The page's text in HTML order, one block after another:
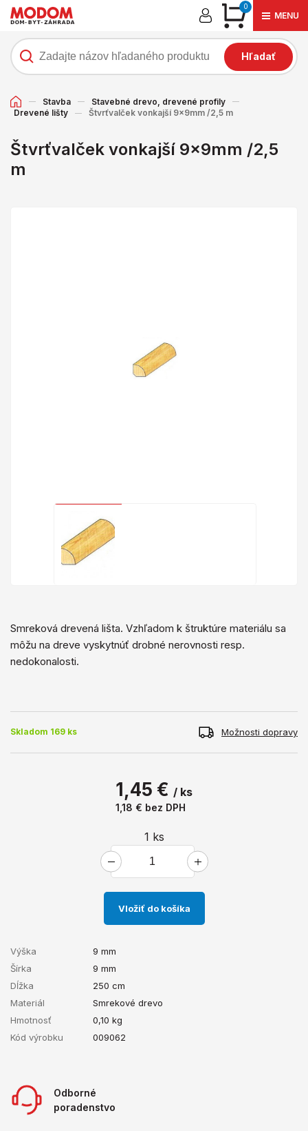
0
MENU
Hľadať
Stavba
Stavebné drevo, drevené profily
Drevené lišty
Štvrťvalček vonkajší 9x9mm /2,5 m
Štvrťvalček vonkajší 9x9mm /2,5
m
Smreková drevená lišta. Vzhľadom k štruktúre materiálu sa
môžu na dreve vyskytnúť drobné nerovnosti resp.
nedokonalosti.
Skladom 169 ks Možnosti dopravy
1,45 € / ks
1,18 € bez DPH
1 ks
Vložiť do košíka
Výška
9 mm
Šírka
9 mm
Dĺžka
250 cm
Materiál
Smrekové drevo
Hmotnosť
0,10 kg
Kód výrobku
009062
Odborné
poradenstvo